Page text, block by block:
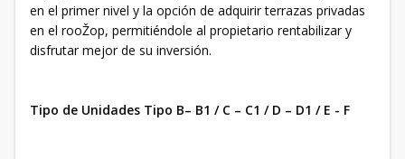
en el primer nivel y la opción de adquirir terrazas privadas
en el rooŽop, permitiéndole al propietario rentabilizar y
disfrutar mejor de su inversión.
Tipo de Unidades Tipo B– B1 / C – C1 / D – D1 / E - F